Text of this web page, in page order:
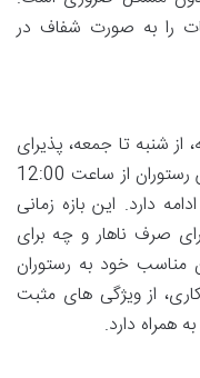
را به صورت شفاف در
از شنبه تا جمعه، پذیرای
میهمانان گرامی است. ساعات فعالیت این رستوران از ساعت 12:00
(نیمه شب) ادامه دارد. این بازه زمانی
صرف ناهار و چه برای
مناسب خود به رستوران
از ویژگی های مثبت
همراه دارد.